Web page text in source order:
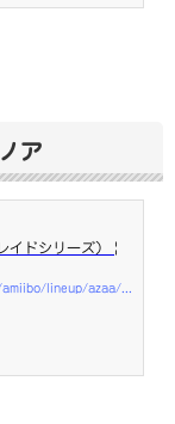
ア
イドシリーズ） |